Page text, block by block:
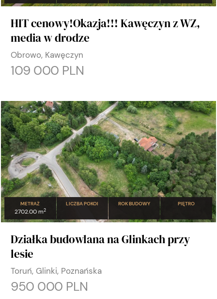
HIT cenowy!Okazja!!! Kawęczyn z WZ,
media w drodze
Obrowo, Kawęczyn
109 000 PLN
METRAŻ
2702.00 m2
LICZBA POKOI ROK BUDOWY PIĘTRO
Działka budowlana na Glinkach przy
lesie
Toruń, Glinki, Poznańska
950 000 PLN